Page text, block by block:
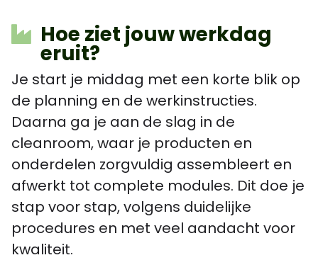
Hoe ziet jouw werkdag
eruit?
Je start je middag met een korte blik op
de planning en de werkinstructies.
Daarna ga je aan de slag in de
cleanroom, waar je producten en
onderdelen zorgvuldig assembleert en
afwerkt tot complete modules. Dit doe je
stap voor stap, volgens duidelijke
procedures en met veel aandacht voor
kwaliteit.